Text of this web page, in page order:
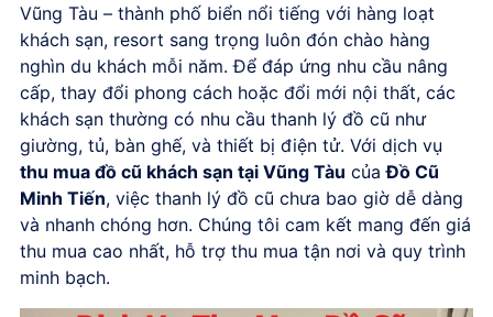
Vũng Tàu – thành phố biển nổi tiếng với hàng loạt
khách sạn, resort sang trọng luôn đón chào hàng
nghìn du khách mỗi năm. Để đáp ứng nhu cầu nâng
cấp, thay đổi phong cách hoặc đổi mới nội thất, các
khách sạn thường có nhu cầu thanh lý đồ cũ như
giường, tủ, bàn ghế, và thiết bị điện tử. Với dịch vụ
thu mua đồ cũ khách sạn tại Vũng Tàu củaĐồ Cũ
Minh Tiến, việc thanh lý đồ cũ chưa bao giờ dễ dàng
và nhanh chóng hơn. Chúng tôi cam kết mang đến giá
thu mua cao nhất, hỗ trợ thu mua tận nơi và quy trình
minh bạch.